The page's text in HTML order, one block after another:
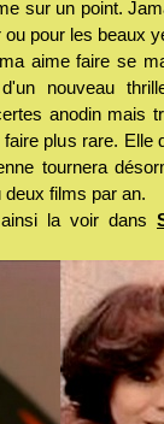
sur un point.
pour les beaux
aime faire se
nouveau
anodin mais
plus rare. Elle
tournera
films par an.
la voir dans